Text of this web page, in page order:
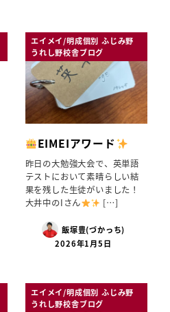
エイメイ/明成個別 ふじみ野
うれし野校舎ブログ
EIMEIアワード
昨日の大勉強大会で、英単語
テストにおいて素晴らしい結
果を残した生徒がいました！
大井中のIさん
[…]
飯塚豊(づかっち)
2026年1月5日
エイメイ/明成個別 ふじみ野
うれし野校舎ブログ